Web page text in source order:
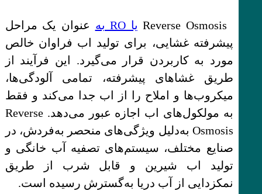
Reverse Osmosis یا RO به
‌عنوان یک مراحل
پیشرفته غشایی، برای تولید اب فراوان خالص
مورد به کاربردن قرار می‌گیرد. این فرآیند از
طریق غشاهای پیشرفته، تمامی آلودگی‌ها،
میکروب‌ها و املاح را از اب جدا می‌کند و فقط
به مولکول‌های اب اجازه عبور می‌دهد. Reverse
Osmosis به‌دلیل ویژگی‌های منحصر به‌فردش، در
صنایع مختلف، سیستم‌های تصفیه آب خانگی و
تولید اب شیرین و قابل شرب از طریق
نمکزدایی از آب دریا به‌گسترش رسیده است.